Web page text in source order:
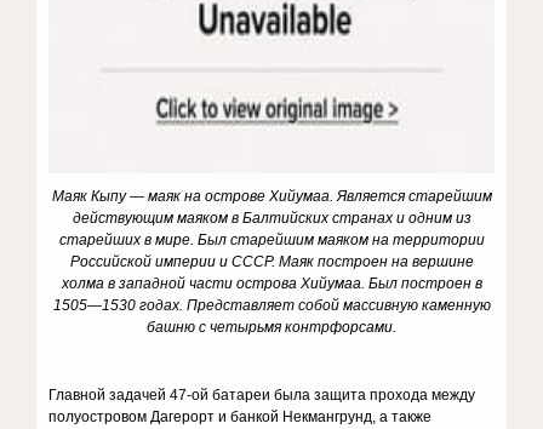
Маяк Кыпу — маяк на острове Хийумаа. Является старейшим
действующим маяком в Балтийских странах и одним из
старейших в мире. Был старейшим маяком на территории
Российской империи и СССР. Маяк построен на вершине
холма в западной части острова Хийумаа. Был построен в
1505—1530 годах. Представляет собой массивную каменную
башню с четырьмя контрфорсами.
Главной задачей 47-ой батареи была защита прохода между
полуостровом Дагерорт и банкой Некмангрунд, а также